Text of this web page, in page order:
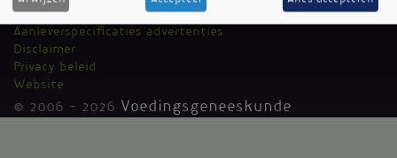
Adverteren
Aanleverspecificaties advertenties
Disclaimer
Privacy beleid
Website
© 2006 - 2026 Voedingsgeneeskunde